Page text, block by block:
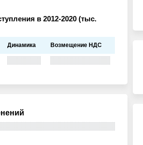
в 2012-2020 (тыс.
Динамика Возмещение НДС